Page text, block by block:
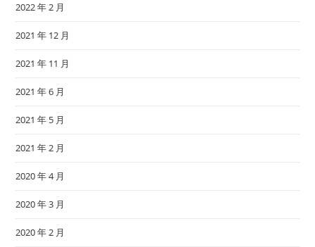
2022 年 2 月
2021 年 12 月
2021 年 11 月
2021 年 6 月
2021 年 5 月
2021 年 2 月
2020 年 4 月
2020 年 3 月
2020 年 2 月